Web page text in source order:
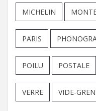
MICHELIN
PARIS
POILU POSTALE
VERRE VIDE-